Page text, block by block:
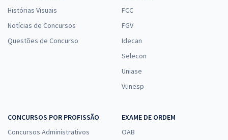
Histórias Visuais
Notícias de Concursos
Questões de Concurso
FCC
FGV
Idecan
Selecon
Uniase
Vunesp
CONCURSOS POR PROFISSÃO
Concursos Administrativos
EXAME DE ORDEM
OAB